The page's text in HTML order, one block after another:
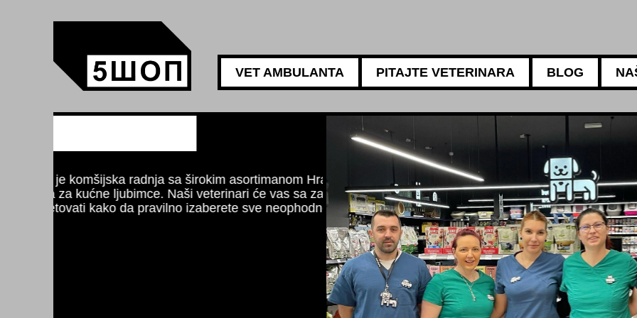
VET AMBULANTA PITAJTE VETERINARA BLOG
5АМБУЛАНТА
Za sve potrebe vaših
Naši iskusni veterinari
ishrani, negi i higijeni